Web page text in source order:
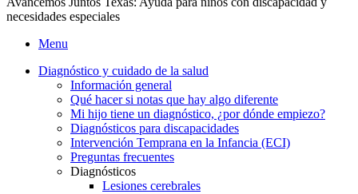
necesidades especiales
Menu
Diagnóstico y cuidado de la salud
Información general
Qué hacer si notas que hay algo diferente
Mi hijo tiene un diagnóstico, ¿por dónde empiezo?
Diagnósticos para discapacidades
Intervención Temprana en la Infancia (ECI)
Preguntas frecuentes
Diagnósticos
Lesiones cerebrales